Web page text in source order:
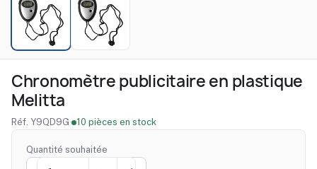
Chronomètre publicitaire en plastique
Melitta
Réf. Y9QD9G· 10 pièces en stock
Quantité souhaitée